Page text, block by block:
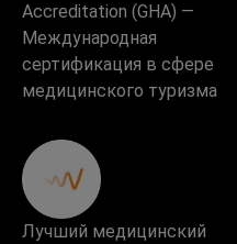
Accreditation (GHA) —
Международная
сертификация в сфере
медицинского туризма
Лучший медицинский